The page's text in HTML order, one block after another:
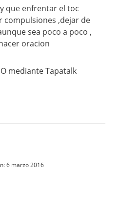
que enfrentar el toc
compulsiones ,dejar de
sea poco a poco ,
oracion
mediante Tapatalk
6 marzo 2016